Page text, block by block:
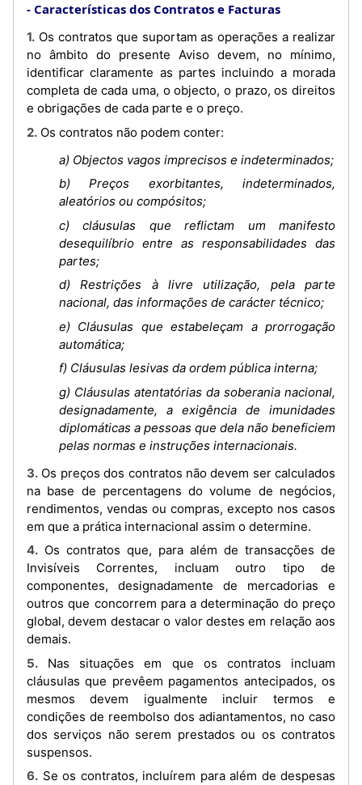
Características dos Contratos e Facturas
1. Os contratos que suportam as operações a realizar
no âmbito do presente Aviso devem, no mínimo,
identificar claramente as partes incluindo a morada
completa de cada uma, o objecto, o prazo, os direitos
e obrigações de cada parte e o preço.
2. Os contratos não podem conter:
a) Objectos vagos imprecisos e indeterminados;
b) Preços exorbitantes, indeterminados,
aleatórios ou compósitos;
c) cláusulas que reflictam um manifesto
desequilíbrio entre as responsabilidades das
partes;
d) Restrições à livre utilização, pela parte
nacional, das informações de carácter técnico;
e) Cláusulas que estabeleçam a prorrogação
automática;
f) Cláusulas lesivas da ordem pública interna;
g) Cláusulas atentatórias da soberania nacional,
designadamente, a exigência de imunidades
diplomáticas a pessoas que dela não beneficiem
pelas normas e instruções internacionais.
3. Os preços dos contratos não devem ser calculados
na base de percentagens do volume de negócios,
rendimentos, vendas ou compras, excepto nos casos
em que a prática internacional assim o determine.
4. Os contratos que, para além de transacções de
Invisíveis Correntes, incluam outro tipo de
componentes, designadamente de mercadorias e
outros que concorrem para a determinação do preço
global, devem destacar o valor destes em relação aos
demais.
5. Nas situações em que os contratos incluam
cláusulas que prevêem pagamentos antecipados, os
mesmos devem igualmente incluir termos e
condições de reembolso dos adiantamentos, no caso
dos serviços não serem prestados ou os contratos
suspensos.
6. Se os contratos, incluírem para além de despesas